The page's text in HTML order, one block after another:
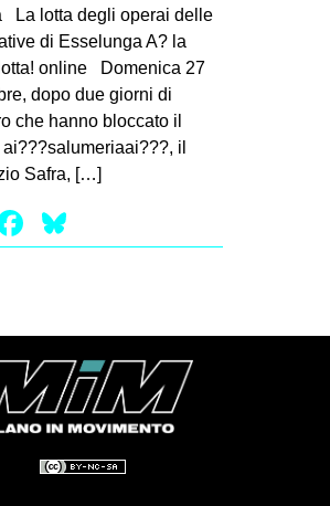
MILANO
MOBILITAZIONI
SPAZI
SPORT POPOLARE
MOVIMENTI
AMBIENTE
GENERI
MIGRAZIONI
PRECARIATO
La lotta degli operai delle
di Esselunga A? la
online Domenica 27
dopo due giorni di
che hanno bloccato il
ai???salumeriaai???, il
Safra, […]
Facebook